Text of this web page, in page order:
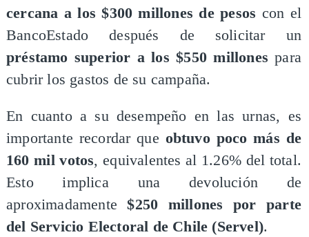
cercana a los $300 millones de pesos con el
BancoEstado después de solicitar un
préstamo superior a los $550 millones para
cubrir los gastos de su campaña.
En cuanto a su desempeño en las urnas, es
importante recordar que obtuvo poco más de
160 mil votos, equivalentes al 1.26% del total.
Esto implica una devolución de
aproximadamente$250 millones por parte
del Servicio Electoral de Chile (Servel).